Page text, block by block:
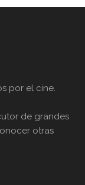
por el cine.
de grandes
otras